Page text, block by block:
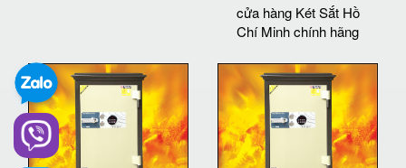
cửa hàng Két Sắt Hồ
Chí Minh chính hãng